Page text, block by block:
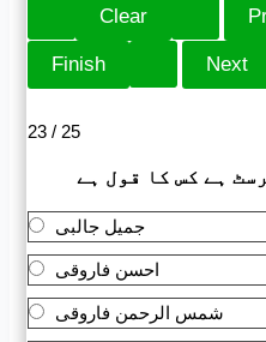
23 / 25
ہے کس کا قول ہے
جمیل جالبی
احسن فاروقی
شمس الرحمن فاروقی